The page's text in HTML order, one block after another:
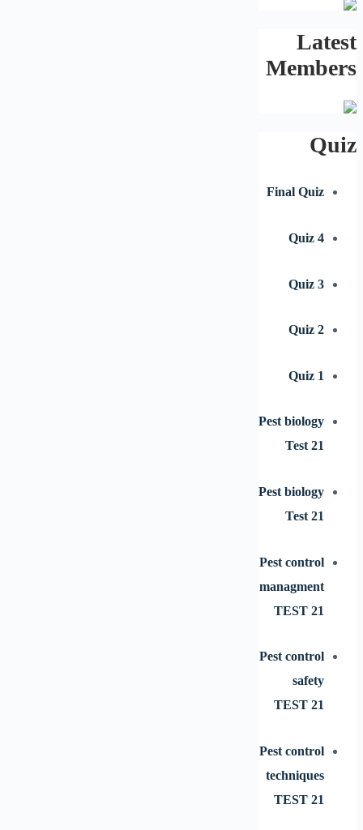
Latest
Members
Quiz
Final Quiz
Quiz 4
Quiz 3
Quiz 2
Quiz 1
Pest biology
Test 21
Pest biology
Test 21
Pest control
managment
TEST 21
Pest control
safety
TEST 21
Pest control
techniques
TEST 21